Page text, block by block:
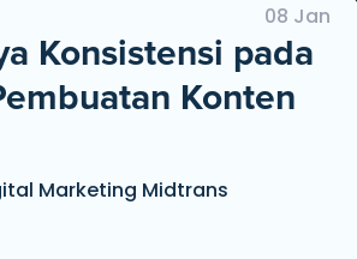
08 Jan
Konsistensi pada
Konten
Marketing Midtrans